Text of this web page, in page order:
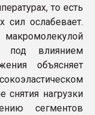
то есть
сил ослабевает.
макромолекулой
под влиянием
объясняет
снятия нагрузки
сегментов